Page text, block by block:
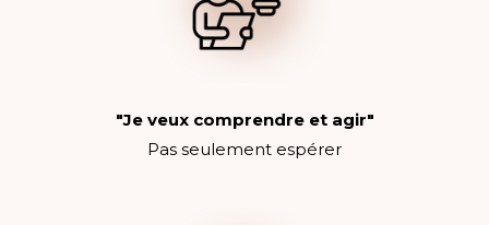
"Je veux comprendre et agir"
Pas seulement espérer